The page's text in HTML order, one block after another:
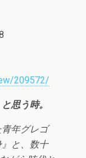
209572/
思う時。
年グレゴ
と、数十